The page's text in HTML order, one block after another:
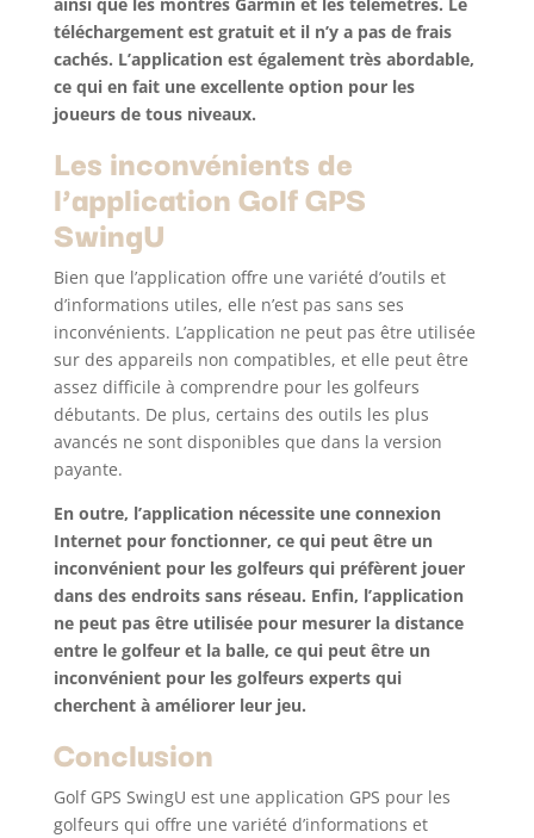
ainsi que les montres Garmin et les télémètres. Le
téléchargement est gratuit et il n’y a pas de frais
cachés. L’application est également très abordable,
ce qui en fait une excellente option pour les
joueurs de tous niveaux.
Les inconvénients de
l’application Golf GPS
SwingU
Bien que l’application offre une variété d’outils et
d’informations utiles, elle n’est pas sans ses
inconvénients. L’application ne peut pas être utilisée
sur des appareils non compatibles, et elle peut être
assez difficile à comprendre pour les golfeurs
débutants. De plus, certains des outils les plus
avancés ne sont disponibles que dans la version
payante.
En outre, l’application nécessite une connexion
Internet pour fonctionner, ce qui peut être un
inconvénient pour les golfeurs qui préfèrent jouer
dans des endroits sans réseau. Enfin, l’application
ne peut pas être utilisée pour mesurer la distance
entre le golfeur et la balle, ce qui peut être un
inconvénient pour les golfeurs experts qui
cherchent à améliorer leur jeu.
Conclusion
Golf GPS SwingU est une application GPS pour les
golfeurs qui offre une variété d’informations et